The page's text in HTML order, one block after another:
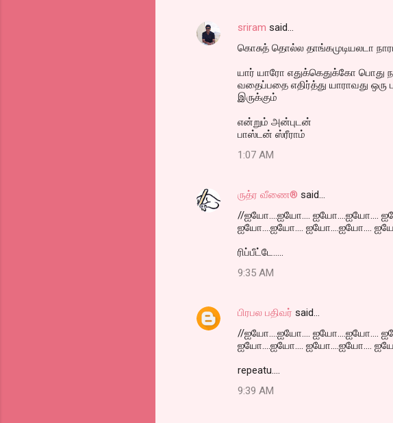
sriram said…
கொசுத் தொல்ல தாங்கமுடியலடா
யார் யாரோ எதுக்கெதுக்கோ பொது
வதைப்பதை எதிர்த்து யாராவது
இருக்கும்
என்றும் அன்புடன்
பாஸ்டன் ஸ்ரீராம்
1:07 AM
ருத்ர வீணை® said…
//ஐயோ....ஐயோ.... ஐயோ....ஐயோ....
ஐயோ....ஐயோ.... ஐயோ....ஐயோ....
ரிப்பீட்டே.....
9:35 AM
பிரபல பதிவர் said…
//ஐயோ....ஐயோ.... ஐயோ....ஐயோ....
ஐயோ....ஐயோ.... ஐயோ....ஐயோ....
repeatu....
9:39 AM